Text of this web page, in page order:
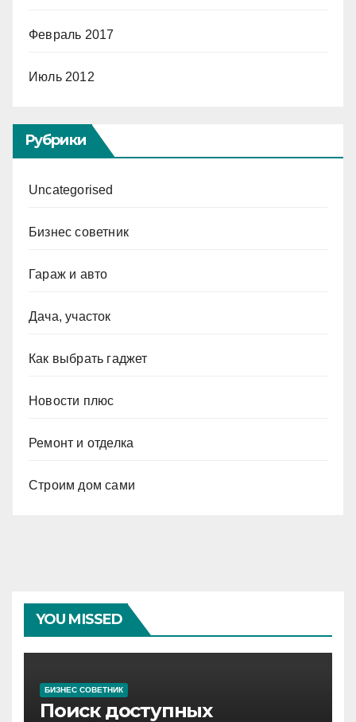
Февраль 2017
Июль 2012
Рубрики
Uncategorised
Бизнес советник
Гараж и авто
Дача, участок
Как выбрать гаджет
Новости плюс
Ремонт и отделка
Строим дом сами
YOU MISSED
БИЗНЕС СОВЕТНИК
Поиск доступных